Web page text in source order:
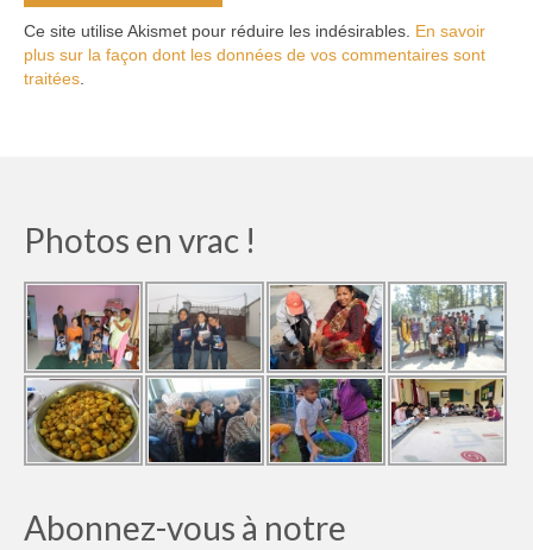
Ce site utilise Akismet pour réduire les indésirables. En savoir
plus sur la façon dont les données de vos commentaires sont
traitées
Photos en vrac !
Abonnez-vous à notre